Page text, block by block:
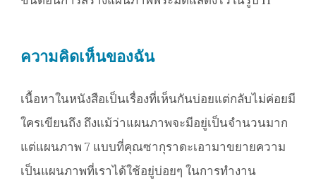
ความคิดเห็นของฉัน
เนื้อหาในหนังสือเป็นเรื่องที่เห็นกันบ่อยแต่กลับไม่ค่อยมี
ใครเขียนถึง ถึงแม้ว่าแผนภาพจะมีอยู่เป็นจำนวนมาก
แต่แผนภาพ 7 แบบที่คุณซากุราดะเอามาขยายความ
เป็นแผนภาพที่เราได้ใช้อยู่บ่อยๆ ในการทำงาน